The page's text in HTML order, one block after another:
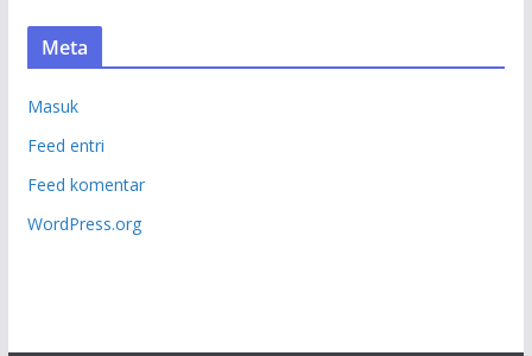
Meta
Masuk
Feed entri
Feed komentar
WordPress.org